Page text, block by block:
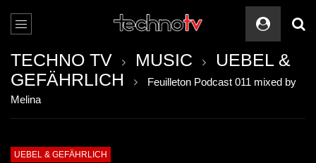
TECHNO TV MUSIC
UEBEL &
GEFÄHRLICH
Feuilleton Podcast 011 mixed by
Melina
UEBEL & GEFÄHRLICH